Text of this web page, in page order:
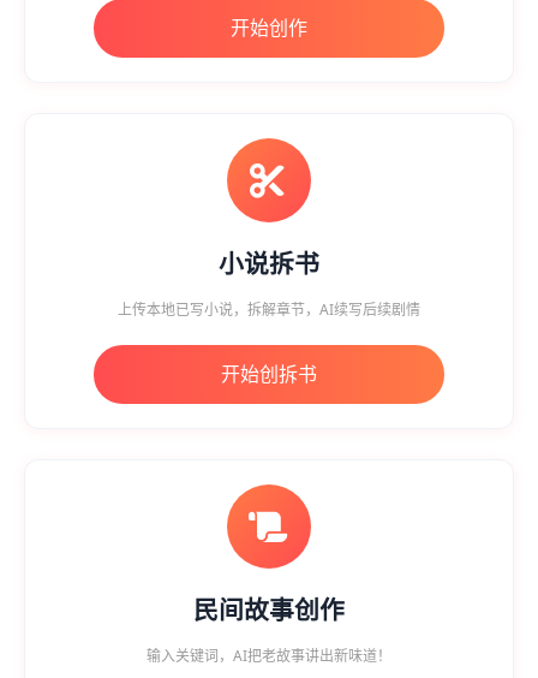
开始创作
小说拆书
上传本地已写小说，拆解章节，AI续写后续剧情
开始创拆书
民间故事创作
输入关键词，AI把老故事讲出新味道！